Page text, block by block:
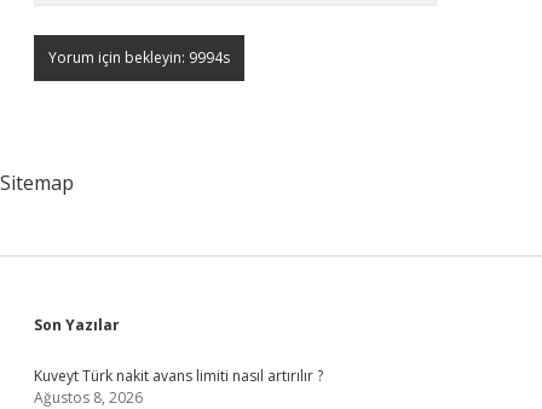
Sitemap
Sidebar
Son Yazılar
Kuveyt Türk nakit avans limiti nasıl artırılır ?
Ağustos 8, 2026